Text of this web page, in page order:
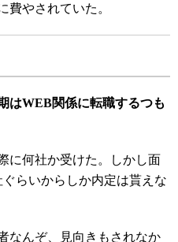
費やされていた。
はWEB関係に転職するつも
に何社か受けた。しかし面
らいからしか内定は貰えな
なんぞ、見向きもされなか